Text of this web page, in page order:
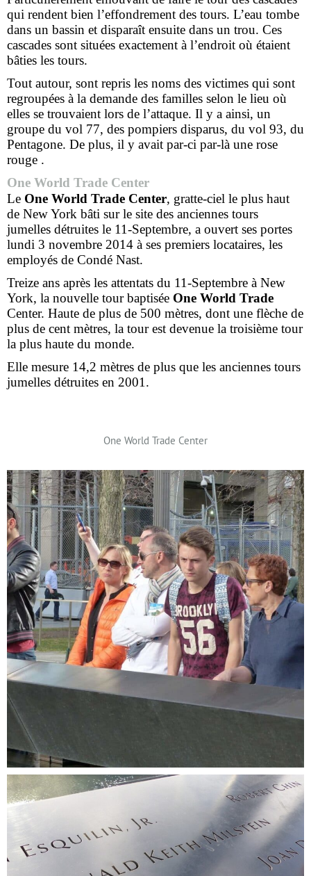
qui rendent bien l’effondrement des tours. L’eau tombe
dans un bassin et disparaît ensuite dans un trou. Ces
cascades sont situées exactement à l’endroit où étaient
bâties les tours.
Tout autour, sont repris les noms des victimes qui sont
regroupées à la demande des familles selon le lieu où
elles se trouvaient lors de l’attaque. Il y a ainsi, un
groupe du vol 77, des pompiers disparus, du vol 93, du
Pentagone. De plus, il y avait par-ci par-là une rose
rouge .
One World Trade Center
Le One World Trade Center, gratte-ciel le plus haut
de New York bâti sur le site des anciennes tours
jumelles détruites le 11-Septembre, a ouvert ses portes
lundi 3 novembre 2014 à ses premiers locataires, les
employés de Condé Nast.
Treize ans après les attentats du 11-Septembre à New
York, la nouvelle tour baptisée One World Trade
Center. Haute de plus de 500 mètres, dont une flèche de
plus de cent mètres, la tour est devenue la troisième tour
la plus haute du monde.
Elle mesure 14,2 mètres de plus que les anciennes tours
jumelles détruites en 2001.
One World Trade Center